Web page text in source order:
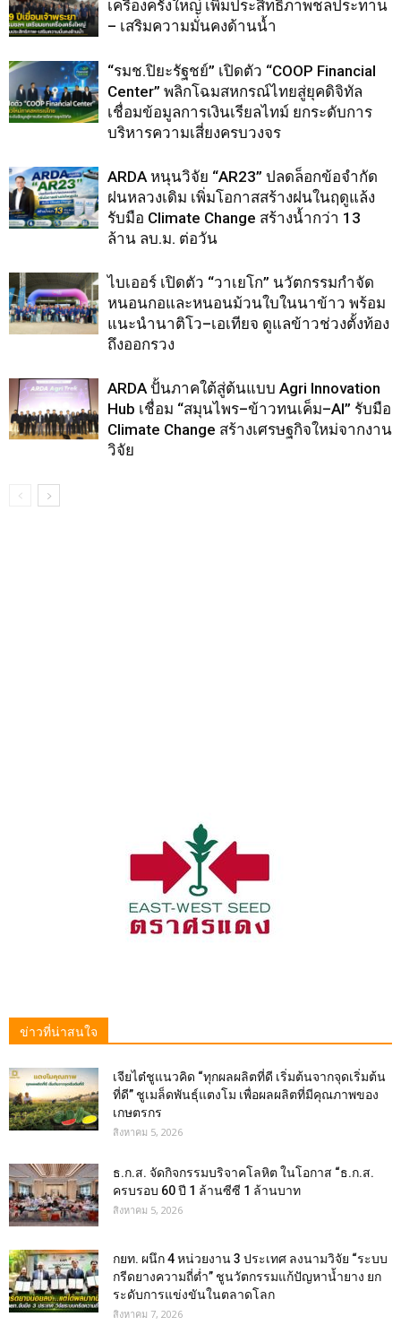
เครื่องครั้งใหญ่ เพิ่มประสิทธิภาพชลประทาน
– เสริมความมั่นคงด้านน้ำ
“รมช.ปิยะรัฐชย์” เปิดตัว “COOP Financial
Center” พลิกโฉมสหกรณ์ไทยสู่ยุคดิจิทัล
เชื่อมข้อมูลการเงินเรียลไทม์ ยกระดับการ
บริหารความเสี่ยงครบวงจร
ARDA หนุนวิจัย “AR23” ปลดล็อกข้อจำกัด
ฝนหลวงเดิม เพิ่มโอกาสสร้างฝนในฤดูแล้ง
รับมือ Climate Change สร้างน้ำกว่า 13
ล้าน ลบ.ม. ต่อวัน
ไบเออร์ เปิดตัว “วาเยโก” นวัตกรรมกำจัด
หนอนกอและหนอนม้วนใบในนาข้าว พร้อม
แนะนำนาติโว–เอเทียจ ดูแลข้าวช่วงตั้งท้อง
ถึงออกรวง
ARDA ปั้นภาคใต้สู่ต้นแบบ Agri Innovation
Hub เชื่อม “สมุนไพร–ข้าวทนเค็ม–AI” รับมือ
Climate Change สร้างเศรษฐกิจใหม่จากงาน
วิจัย
ข่าวที่น่าสนใจ
เจียไต๋ชูแนวคิด “ทุกผลผลิตที่ดี เริ่มต้นจากจุดเริ่มต้น
ที่ดี” ชูเมล็ดพันธุ์แตงโม เพื่อผลผลิตที่มีคุณภาพของ
เกษตรกร
สิงหาคม 5, 2026
ธ.ก.ส. จัดกิจกรรมบริจาคโลหิต ในโอกาส “ธ.ก.ส.
ครบรอบ 60 ปี 1 ล้านซีซี 1 ล้านบาท
สิงหาคม 5, 2026
กยท. ผนึก 4 หน่วยงาน 3 ประเทศ ลงนามวิจัย “ระบบ
กรีดยางความถี่ต่ำ” ชูนวัตกรรมแก้ปัญหาน้ำยาง ยก
ระดับการแข่งขันในตลาดโลก
สิงหาคม 7, 2026